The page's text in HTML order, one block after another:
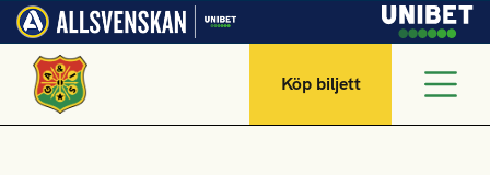
Köp biljett